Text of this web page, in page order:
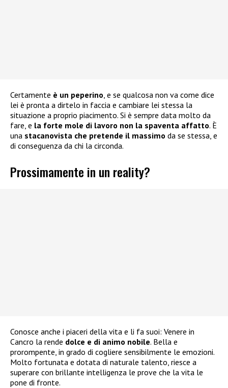
Certamente è un peperino, e se qualcosa non va come dice
lei è pronta a dirtelo in faccia e cambiare lei stessa la
situazione a proprio piacimento. Si è sempre data molto da
fare, e la forte mole di lavoro non la spaventa affatto. È
una stacanovista che pretende il massimo da se stessa, e
di conseguenza da chi la circonda.
Prossimamente in un reality?
Conosce anche i piaceri della vita e li fa suoi: Venere in
Cancro la rende dolce e di animo nobile. Bella e
prorompente, in grado di cogliere sensibilmente le emozioni.
Molto fortunata e dotata di naturale talento, riesce a
superare con brillante intelligenza le prove che la vita le
pone di fronte.